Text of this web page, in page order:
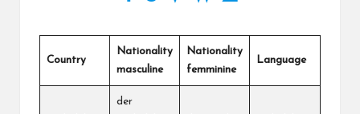
Country
Nationality
masculine
Nationality
femminine
Language
der